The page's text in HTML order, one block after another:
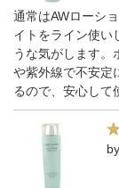
通常はAWローシ
イトをライン使い
うな気がします。
や紫外線で不安定
るので、安心して